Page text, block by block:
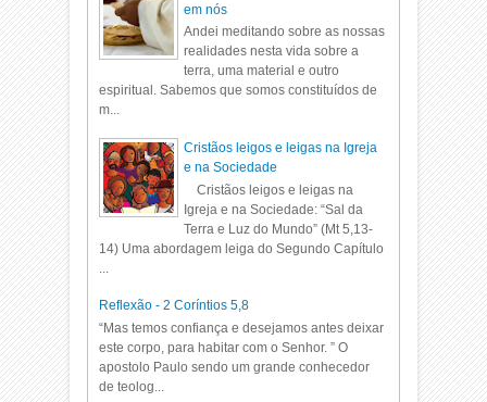
em nós
Andei meditando sobre as nossas
realidades nesta vida sobre a
terra, uma material e outro
espiritual. Sabemos que somos constituídos de
m...
Cristãos leigos e leigas na Igreja
e na Sociedade
Cristãos leigos e leigas na
Igreja e na Sociedade: “Sal da
Terra e Luz do Mundo” (Mt 5,13-
14) Uma abordagem leiga do Segundo Capítulo
Reflexão - 2 Coríntios 5,8
“Mas temos confiança e desejamos antes deixar
este corpo, para habitar com o Senhor. ” O
apostolo Paulo sendo um grande conhecedor
de teolog...